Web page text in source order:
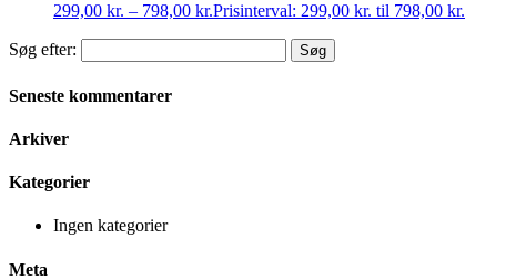
299,00 kr. – 798,00 kr.Prisinterval: 299,00 kr. til 798,00 kr.
Søg efter:
Seneste kommentarer
Arkiver
Kategorier
Ingen kategorier
Meta